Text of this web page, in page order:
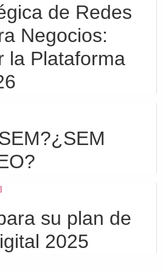
de Redes
Negocios:
la Plataforma
su plan de
2025